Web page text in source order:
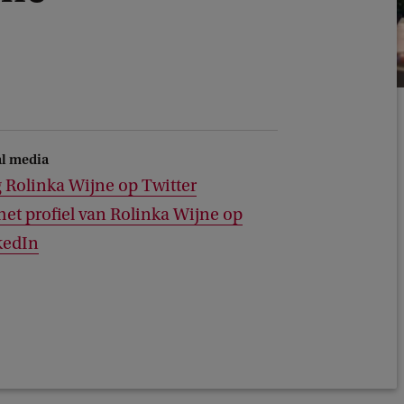
media
Rolinka Wijne op Twitter
profiel van Rolinka Wijne op